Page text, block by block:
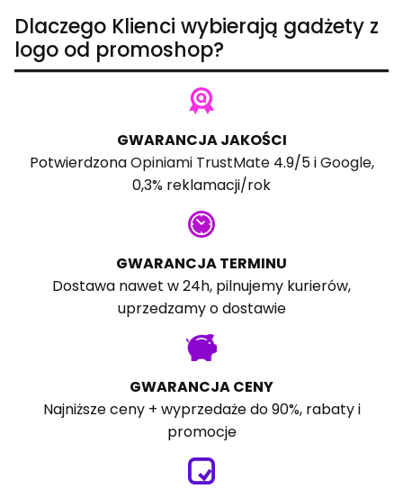
Dlaczego Klienci wybierają gadżety z
logo od promoshop?
GWARANCJA JAKOŚCI
PotwierdzonaOpiniami TrustMate4.9/5 iGoogle,
0,3% reklamacji/rok
GWARANCJA TERMINU
Dostawa nawet w 24h, pilnujemy kurierów,
uprzedzamy o dostawie
GWARANCJA CENY
Najniższe ceny + wyprzedaże do 90%, rabaty i
promocje